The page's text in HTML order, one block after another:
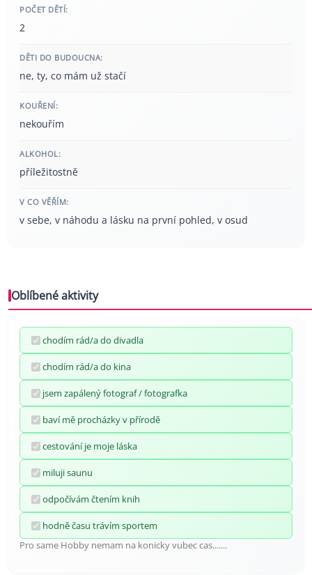
POČET DĚTÍ:
2
DĚTI DO BUDOUCNA:
ne, ty, co mám už stačí
KOUŘENÍ:
nekouřím
ALKOHOL:
příležitostně
V CO VĚŘÍM:
v sebe, v náhodu a lásku na první pohled, v osud
Oblíbené aktivity
chodím rád/a do divadla
chodím rád/a do kina
jsem zapálený fotograf / fotografka
baví mě procházky v přírodě
cestování je moje láska
miluji saunu
odpočívám čtením knih
hodně času trávím sportem
Pro same Hobby nemam na konicky vubec cas.......